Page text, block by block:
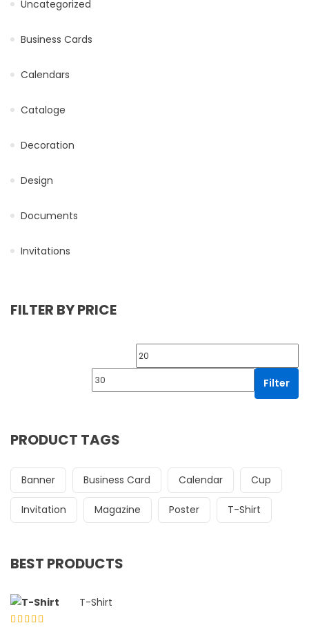
Uncategorized
Business Cards
Calendars
Cataloge
Decoration
Design
Documents
Invitations
FILTER BY PRICE
Min price
Filter
PRODUCT TAGS
Banner Business Card Calendar Cup
Invitation Magazine Poster T-Shirt
BEST PRODUCTS
T-Shirt